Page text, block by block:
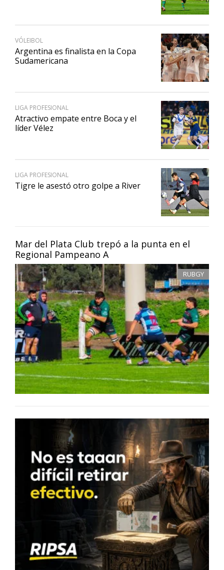
Mar del Plata Club trepó a la punta en el
Regional Pampeano A
RUBGY
VÓLEIBOL
Argentina es finalista en la Copa
Sudamericana
LIGA PROFESIONAL
Atractivo empate entre Boca y el
líder Vélez
LIGA PROFESIONAL
Tigre le asestó otro golpe a River